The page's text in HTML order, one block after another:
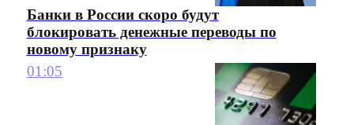
Банки в России скоро будут
блокировать денежные переводы по
новому признаку
01:05